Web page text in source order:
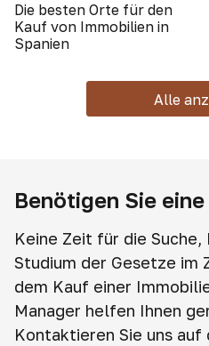
Die besten Orte für den
Kauf von Immobilien in
Spanien
Alle
Benötigen Sie
Keine Zeit für die
Studium der Gesetze im
dem Kauf einer
Manager helfen Ihnen
Kontaktieren Sie uns auf